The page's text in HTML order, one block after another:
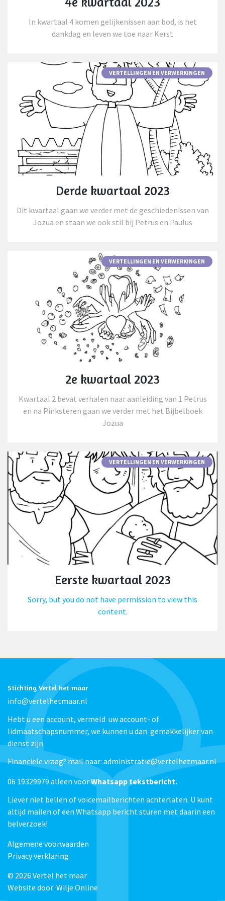
In kwartaal 4 komen gelijkenissen aan bod, is het
dankdag en leven we toe naar Kerst
VERTELLINGEN EN VERWERKINGEN
Derde kwartaal 2023
Dit kwartaal gaan we verder met de geschiedenissen van
Jozua en staan we ook stil bij Petrus en Paulus
VERTELLINGEN EN VERWERKINGEN
2e kwartaal 2023
Kwartaal 2 bevat verhalen naar aanleiding van 1 Petrus
en na Pinksteren gaan we verder met het Bijbelboek
Jozua
VERTELLINGEN EN VERWERKINGEN
Eerste kwartaal 2023
Sorry, but you do not have permission to view this
content.
Stichting Vertel het maar
info@vertelhetmaar.nl
Hebt u een account, vermeld uw account- of
lidmaatschapsnummer, we kunnen u dan gemakkelijker van
dienst zijn
Financiële vraag? mail naar: administratie@vertelhetmaar.nl
06 19329979 alleen voorWhatsapp tekstbericht.
Liever niet bellen of voicemailberichten achterlaten. U kunt
altijd mailen of een Whatsapp bericht sturen met daarin een
belverzoek!
Algemene voorwaarden
Privacy verklaring
© 2026 Vertel het maar
Website door: Wilje Online